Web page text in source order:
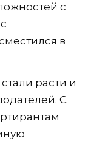
с
в
расти и
С